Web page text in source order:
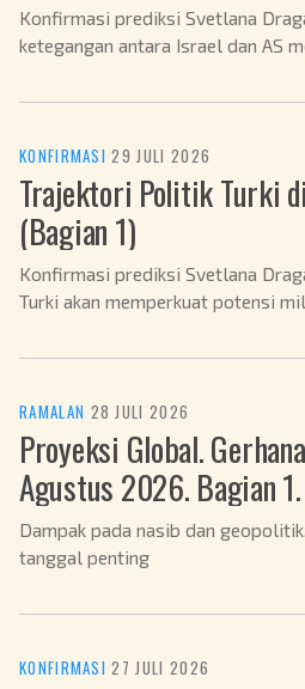
Konfirmasi prediksi Svetlana
ketegangan antara Israel dan AS
KONFIRMASI ·29 JULI 2026
Trajektori Politik Turki
(Bagian 1)
Konfirmasi prediksi Svetlana
Turki akan memperkuat potensi
NATO.
RAMALAN 28 JULI 2026
Proyeksi Global.
Agustus 2026. Bagian 1.
Dampak pada nasib dan
tanggal penting
KONFIRMASI ·27 JULI 2026